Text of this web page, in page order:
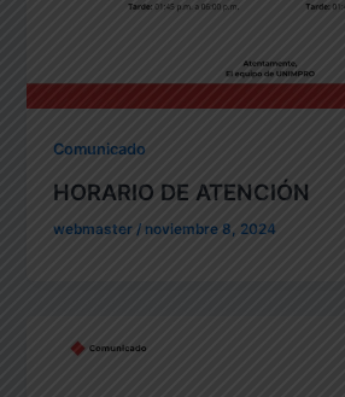
Comunicado
HORARIO DE ATENCIÓN
webmaster/ noviembre 8, 2024